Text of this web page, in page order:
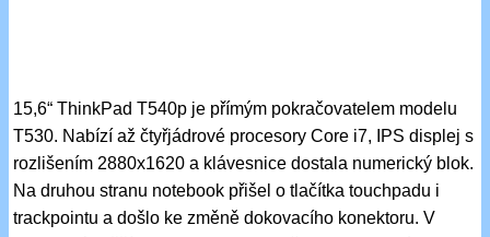
15,6“ ThinkPad T540p je přímým pokračovatelem modelu
T530. Nabízí až čtyřjádrové procesory Core i7, IPS displej s
rozlišením 2880x1620 a klávesnice dostala numerický blok.
Na druhou stranu notebook přišel o tlačítka touchpadu i
trackpointu a došlo ke změně dokovacího konektoru. V